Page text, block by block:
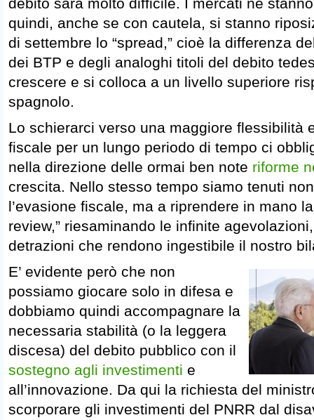
debito sarà molto difficile. I mercati ne
quindi, anche se con cautela, si stanno
di settembre lo “spread,” cioè la differenza
dei BTP e degli analoghi titoli del debito
crescere e si colloca a un livello superiore
spagnolo.
Lo schierarci verso una maggiore flessibilità
fiscale per un lungo periodo di tempo ci
nella direzione delle ormai ben note riforme
crescita. Nello stesso tempo siamo tenuti
l’evasione fiscale, ma a riprendere in mano
review,” riesaminando le infinite
detrazioni che rendono ingestibile il nostro
E’ evidente però che non
possiamo giocare solo in difesa e
dobbiamo quindi accompagnare la
necessaria stabilità (o la leggera
discesa) del debito pubblico con il
sostegno agli investimenti e
all’innovazione. Da qui la richiesta del
scorporare gli investimenti del PNRR dal